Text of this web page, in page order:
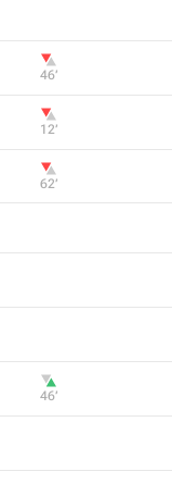
46‎’‎
12‎’‎
62‎’‎
46‎’‎